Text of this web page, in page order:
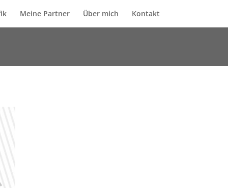
Meine Partner Über mich Kontakt